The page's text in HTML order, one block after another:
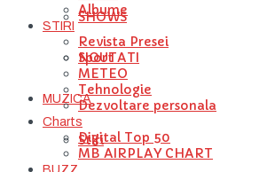
SHOWS
NOUTATI
MUZICA
Stiri
Albume
STIRI
Revista Presei
Sport
METEO
Tehnologie
Dezvoltare personala
Charts
Digital Top 50
MB AIRPLAY CHART